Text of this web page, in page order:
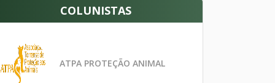
COLUNISTAS
ATPA PROTEÇÃO ANIMAL